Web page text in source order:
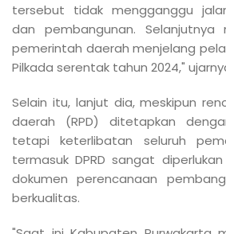
tersebut tidak mengganggu
dan pembangunan.
pemerintah daerah menjelang
Pilkada serentak tahun 2024,"
Selain itu, lanjut dia, meskipun
daerah (RPD) ditetapkan
tetapi keterlibatan seluruh
termasuk DPRD sangat
dokumen perencanaan
berkualitas.